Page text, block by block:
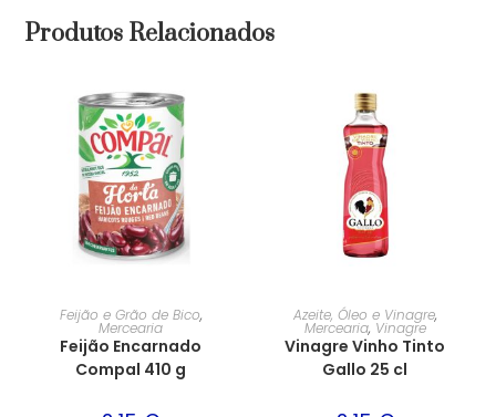
Produtos Relacionados
Feijão e Grão de Bico,
Mercearia
Feijão Encarnado
Compal 410 g
Azeite, Óleo e Vinagre,
Mercearia, Vinagre
Vinagre Vinho Tinto
Gallo 25 cl